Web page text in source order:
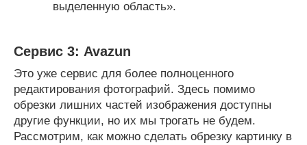
выделенную область».
Сервис 3: Avazun
Это уже сервис для более полноценного
редактирования фотографий. Здесь помимо
обрезки лишних частей изображения доступны
другие функции, но их мы трогать не будем.
Рассмотрим, как можно сделать обрезку картинку в